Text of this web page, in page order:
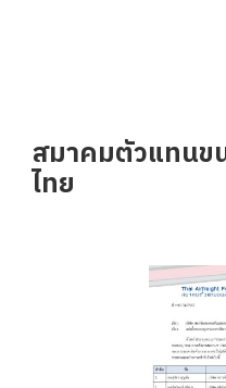
สมาคมตัวแทนข
ไทย